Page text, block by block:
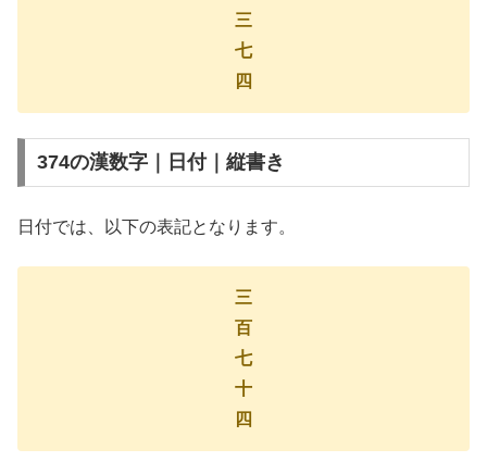
三
七
四
374の漢数字｜日付｜縦書き
日付では、以下の表記となります。
三
百
七
十
四